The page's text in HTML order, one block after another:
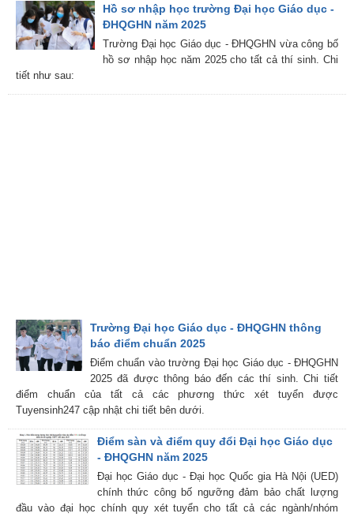
Hồ sơ nhập học trường Đại học Giáo dục -
ĐHQGHN năm 2025
Trường Đại học Giáo dục - ĐHQGHN vừa công bố
hồ sơ nhập học năm 2025 cho tất cả thí sinh. Chi
tiết như sau:
Trường Đại học Giáo dục - ĐHQGHN thông
báo điểm chuẩn 2025
Điểm chuẩn vào trường Đại học Giáo dục - ĐHQGHN
2025 đã được thông báo đến các thí sinh. Chi tiết
điểm chuẩn của tất cả các phương thức xét tuyển được
Tuyensinh247 cập nhật chi tiết bên dưới.
Điểm sàn và điểm quy đổi Đại học Giáo dục
- ĐHQGHN năm 2025
Đại học Giáo dục - Đại học Quốc gia Hà Nội (UED)
chính thức công bố ngưỡng đảm bảo chất lượng
đầu vào đại học chính quy xét tuyển cho tất cả các ngành/nhóm